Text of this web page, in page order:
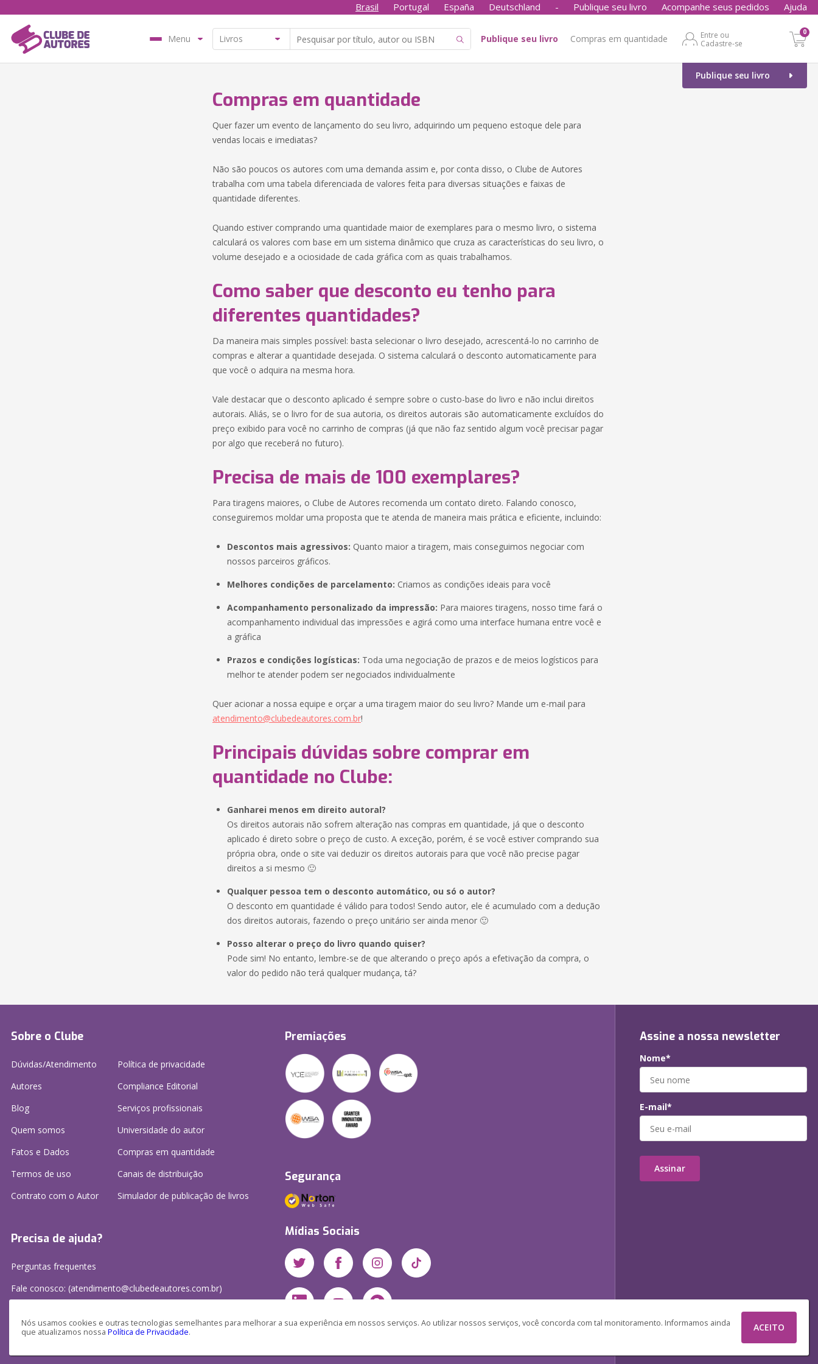
Nós usamos cookies e outras tecnologias semelhantes para melhorar a sua experiência em nossos serviços. Ao utilizar nossos serviços, você concorda com tal monitoramento. Informamos ainda
que atualizamos nossa Política de Privacidade. ACEITO
Brasil Portugal España Deutschland - Publique seu livro Acompanhe seus pedidos Ajuda
Menu Publique seu livro Compras em quantidade
Entre ou
Cadastre-se
0
Publique seu livro
Compras em quantidade
Quer fazer um evento de lançamento do seu livro, adquirindo um pequeno estoque dele para
vendas locais e imediatas?
Não são poucos os autores com uma demanda assim e, por conta disso, o Clube de Autores
trabalha com uma tabela diferenciada de valores feita para diversas situações e faixas de
quantidade diferentes.
Quando estiver comprando uma quantidade maior de exemplares para o mesmo livro, o sistema
calculará os valores com base em um sistema dinâmico que cruza as características do seu livro, o
volume desejado e a ociosidade de cada gráfica com as quais trabalhamos.
Como saber que desconto eu tenho para
diferentes quantidades?
Da maneira mais simples possível: basta selecionar o livro desejado, acrescentá-lo no carrinho de
compras e alterar a quantidade desejada. O sistema calculará o desconto automaticamente para
que você o adquira na mesma hora.
Vale destacar que o desconto aplicado é sempre sobre o custo-base do livro e não inclui direitos
autorais. Aliás, se o livro for de sua autoria, os direitos autorais são automaticamente excluídos do
preço exibido para você no carrinho de compras (já que não faz sentido algum você precisar pagar
por algo que receberá no futuro).
Precisa de mais de 100 exemplares?
Para tiragens maiores, o Clube de Autores recomenda um contato direto. Falando conosco,
conseguiremos moldar uma proposta que te atenda de maneira mais prática e eficiente, incluindo:
Descontos mais agressivos: Quanto maior a tiragem, mais conseguimos negociar com
nossos parceiros gráficos.
Melhores condições de parcelamento: Criamos as condições ideais para você
Acompanhamento personalizado da impressão: Para maiores tiragens, nosso time fará o
acompanhamento individual das impressões e agirá como uma interface humana entre você e
a gráfica
Prazos e condições logísticas: Toda uma negociação de prazos e de meios logísticos para
melhor te atender podem ser negociados individualmente
Quer acionar a nossa equipe e orçar a uma tiragem maior do seu livro? Mande um e-mail para
atendimento@clubedeautores.com.br!
Principais dúvidas sobre comprar em
quantidade no Clube:
Ganharei menos em direito autoral?
Os direitos autorais não sofrem alteração nas compras em quantidade, já que o desconto
aplicado é direto sobre o preço de custo. A exceção, porém, é se você estiver comprando sua
própria obra, onde o site vai deduzir os direitos autorais para que você não precise pagar
direitos a si mesmo 🙂
Qualquer pessoa tem o desconto automático, ou só o autor?
O desconto em quantidade é válido para todos! Sendo autor, ele é acumulado com a dedução
dos direitos autorais, fazendo o preço unitário ser ainda menor 🙂
Posso alterar o preço do livro quando quiser?
Pode sim! No entanto, lembre-se de que alterando o preço após a efetivação da compra, o
valor do pedido não terá qualquer mudança, tá?
Sobre o Clube
Dúvidas/Atendimento
Autores
Blog
Quem somos
Fatos e Dados
Termos de uso
Contrato com o Autor
Política de privacidade
Compliance Editorial
Serviços profissionais
Universidade do autor
Compras em quantidade
Canais de distribuição
Simulador de publicação de livros
Precisa de ajuda?
Perguntas frequentes
Fale conosco: (atendimento@clubedeautores.com.br)
Premiações
Segurança
Mídias Sociais
Assine a nossa newsletter
Nome*
E-mail*
Assinar
Clube de Autores Publicações S/A - CNPJ: 16.779.786/0001-27